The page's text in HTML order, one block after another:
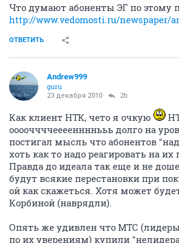
Что думают абоненты ЭГ по этому
http://www.vedomosti.ru/newspaper/article/
ОТВЕТИТЬ
Andrew999
guru
23 декабря 2010 2b
Как клиент НТК, чето я очкую
ооооччччееееннннььь долго на
постигал мысль что абонентов
хоть как то надо реагировать на
Правда до идеала так еще и не
будут всякие перестановки при
ой как скажеться. Хотя может
Корбиной (наврядли).
Опять же удивлен что МТС (лидеры
по их уверениям) купили